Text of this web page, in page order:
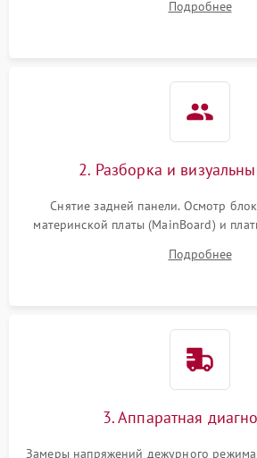
источников сигнала для выявления
Подробнее
2. Разборка и
Снятие задней панели. Осмотр
материнской платы (MainBoard) и
Проверка надежности фиксации и
Подробнее
3. Аппаратная
Замеры напряжений дежурного